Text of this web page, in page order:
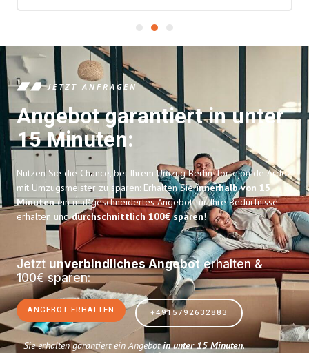
JETZT ANFRAGEN
Angebot garantiert in unter
15 Minuten:
Nutzen Sie die Chance, bei Ihrem Umzug Berlin Torrejón de Ardoz
mit Umzugsmeister zu sparen: Erhalten Sieinnerhalb von 15
Minutenein maßgeschneidertes Angebot für Ihre Bedürfnisse
erhalten unddurchschnittlich 100€ sparen!
Jetzt unverbindliches Angeboterhalten &
100€ sparen:
ANGEBOT ERHALTEN +4915792632883
Sie erhalten garantiert ein Angebotin unter 15 Minuten.